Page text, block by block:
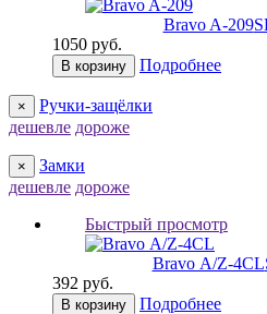
Bravo A-209
1050 руб.
В корзину Подробнее
×
Ручки-защёлки
дешевле дороже
×
Замки
дешевле дороже
Быстрый просмотр
Bravo А/Z-4CL
392 руб.
В корзину
Подробнее